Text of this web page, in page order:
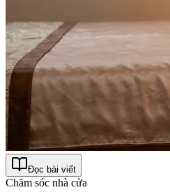
Đọc bài viết
Chăm sóc nhà cửa